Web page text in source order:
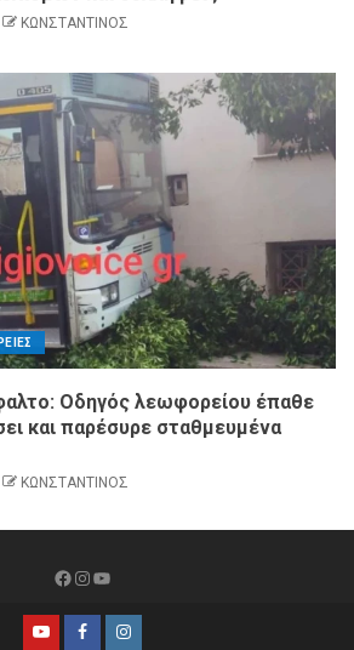
ΚΩΝΣΤΑΝΤΙΝΟΣ
Οδηγός λεωφορείου έπαθε
και παρέσυρε σταθμευμένα
ΚΩΝΣΤΑΝΤΙΝΟΣ